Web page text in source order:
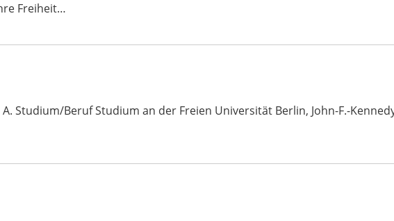
Freiheit…
Studium/Beruf Studium an der Freien Universität Berlin, John-F.-